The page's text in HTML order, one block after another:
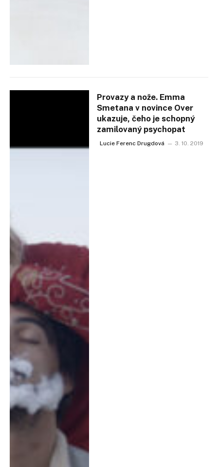
Provazy a nože. Emma
Smetana v novince Over
ukazuje, čeho je schopný
zamilovaný psychopat
Lucie Ferenc Drugdová 3. 10. 2019